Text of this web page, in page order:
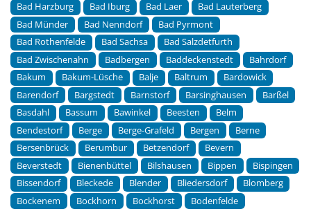
Bad Harzburg
Bad Iburg Bad Laer
Bad Lauterberg
Bad Münder
Bad Nenndorf
Bad Pyrmont
Bad Rothenfelde
Bad Sachsa
Bad Salzdetfurth
Bad Zwischenahn
Badbergen Baddeckenstedt
Bahrdorf
Bakum
Bakum-Lüsche Balje Baltrum
Bardowick
Barendorf
Bargstedt Barnstorf Barsinghausen
Barßel
Basdahl
Bassum Bawinkel Beesten
Belm
Bendestorf
Berge Berge-Grafeld Bergen
Berne
Bersenbrück
Berumbur Betzendorf
Bevern
Beverstedt
Bienenbüttel Bilshausen Bippen
Bispingen
Bissendorf
Bleckede Blender Bliedersdorf
Blomberg
Bockenem
Bockhorn Bockhorst
Bodenfelde